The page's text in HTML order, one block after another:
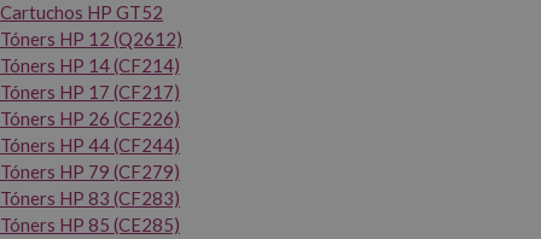
Cartuchos HP GT52
Tóners HP 12 (Q2612)
Tóners HP 14 (CF214)
Tóners HP 17 (CF217)
Tóners HP 26 (CF226)
Tóners HP 44 (CF244)
Tóners HP 79 (CF279)
Tóners HP 83 (CF283)
Tóners HP 85 (CE285)